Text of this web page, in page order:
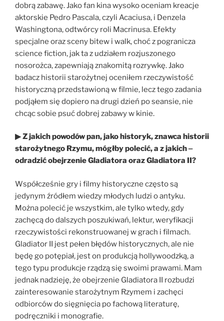
dobrą zabawę. Jako fan kina wysoko oceniam kreacje
aktorskie Pedro Pascala, czyli Acaciusa, i Denzela
Washingtona, odtwórcy roli Macrinusa. Efekty
specjalne oraz sceny bitew i walk, choć z pogranicza
science fiction, jak ta z udziałem rozjuszonego
nosorożca, zapewniają znakomitą rozrywkę. Jako
badacz historii starożytnej oceniłem rzeczywistość
historyczną przedstawioną w filmie, lecz tego zadania
podjąłem się dopiero na drugi dzień po seansie, nie
chcąc sobie psuć dobrej zabawy w kinie.
▶ Z jakich powodów pan, jako historyk, znawca historii
starożytnego Rzymu, mógłby polecić, a z jakich ‒
odradzić obejrzenie Gladiatora oraz Gladiatora II?
Współcześnie gry i filmy historyczne często są
jedynym źródłem wiedzy młodych ludzi o antyku.
Można polecić je wszystkim, ale tylko wtedy, gdy
zachęcą do dalszych poszukiwań, lektur, weryfikacji
rzeczywistości rekonstruowanej w grach i filmach.
Gladiator II jest pełen błędów historycznych, ale nie
będę go potępiał, jest on produkcją hollywoodzką, a
tego typu produkcje rządzą się swoimi prawami. Mam
jednak nadzieję, że obejrzenie Gladiatora II rozbudzi
zainteresowanie starożytnym Rzymem i zachęci
odbiorców do sięgnięcia po fachową literaturę,
podręczniki i monografie.